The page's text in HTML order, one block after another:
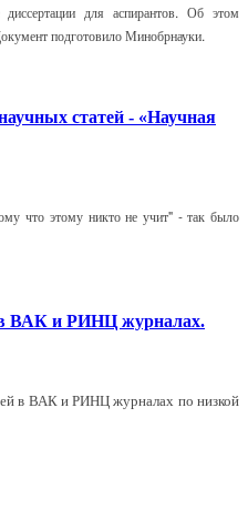
для аспирантов. Об этом
подготовило Минобрнауки.
статей - «Научная
что этому никто не учит" - так было
в ВАК и РИНЦ журналах.
в ВАК и РИНЦ журналах по низкой